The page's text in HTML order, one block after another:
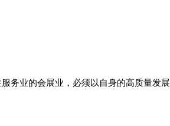
务业的会展业，必须以自身的高质量发